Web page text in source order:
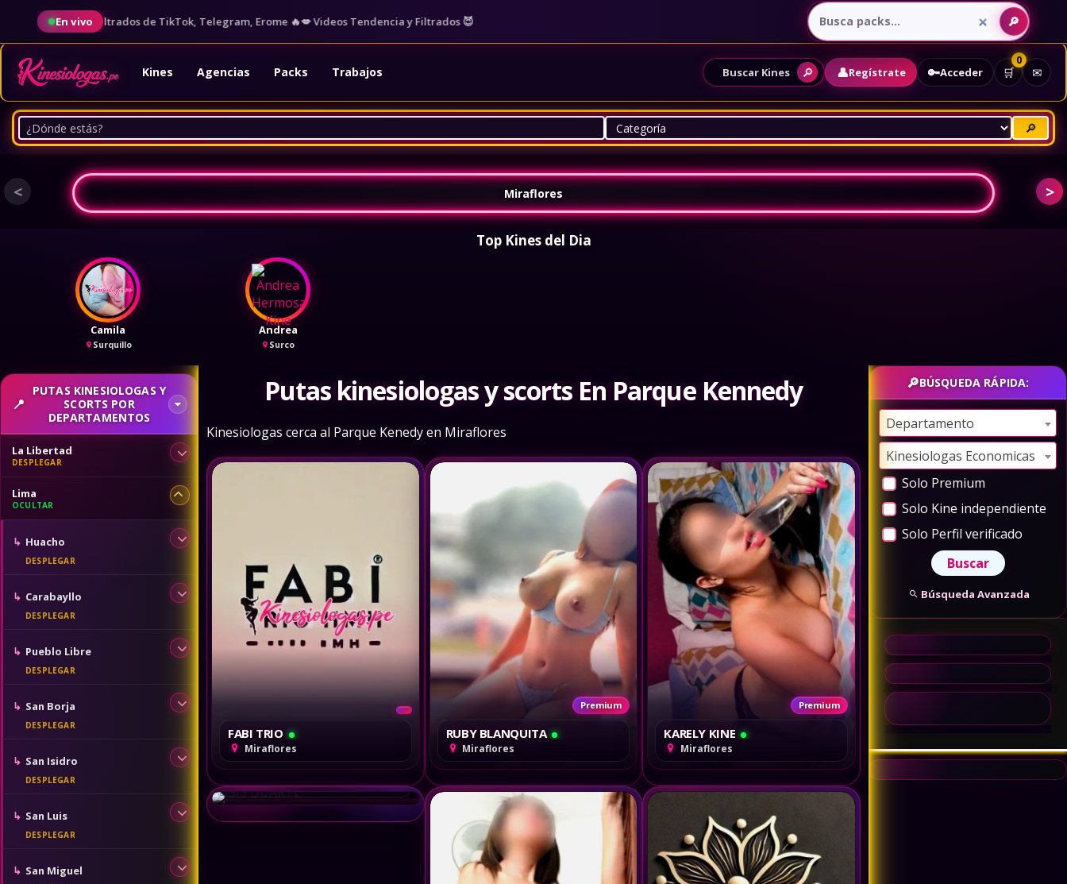
En vivo
🥵 Videos Filtrados de TikTok, Telegram, Erome 🔥💋 Videos Tendencia y Filtrados 😈
Kines Agencias Packs Trabajos Buscar Kines 🔎 👤Regístrate 🔑Acceder 🛒
0
✉
🔎
Miraflores
< >
Top Kines del Dia
Camila
Surquillo
Andrea
Surco
Putas kinesiologas y scorts En Parque Kennedy
Kinesiologas cerca al Parque Kenedy en Miraflores
FABI TRIO
Miraflores
Premium
RUBY BLANQUITA
Miraflores
Premium
KARELY KINE
Miraflores
Venezolanas, Colombianas y Extranjeras
ÍSIS DUARTE
Miraflores
PUTAS KINESIOLOGAS Y
SCORTS POR
DEPARTAMENTOS
La Libertad
Lima
Huacho
Carabayllo
Pueblo Libre
San Borja
San Isidro
San Luis
San Miguel
BÚSQUEDA RÁPIDA:
Departamento
Kinesiologas Economicas
Solo Premium
Solo Kine independiente
Solo Perfil verificado
Búsqueda Avanzada